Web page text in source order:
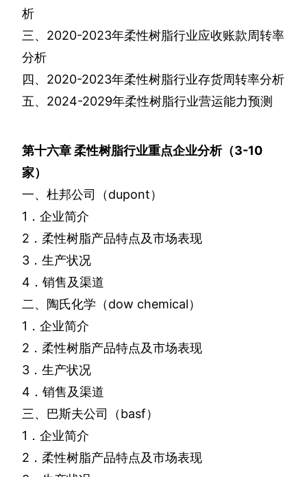
析
三、 2020-2023年柔性树脂行业应收账款周转率
分析
四、 2020-2023年柔性树脂行业存货周转率分析
五、 2024-2029年柔性树脂行业营运能力预测
第十六章柔性树脂行业重点企业分析（3-10
家）
一、杜邦公司（dupont）
1 ．企业简介
2 ．柔性树脂产品特点及市场表现
3 ．生产状况
4 ．销售及渠道
二、陶氏化学（dow chemical）
1 ．企业简介
2 ．柔性树脂产品特点及市场表现
3 ．生产状况
4 ．销售及渠道
三、巴斯夫公司（basf）
1 ．企业简介
2 ．柔性树脂产品特点及市场表现